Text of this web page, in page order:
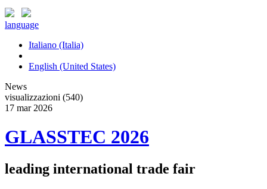
language
Italiano (Italia)
English (United States)
News
visualizzazioni (540)
17 mar 2026
GLASSTEC 2026
leading international trade fair